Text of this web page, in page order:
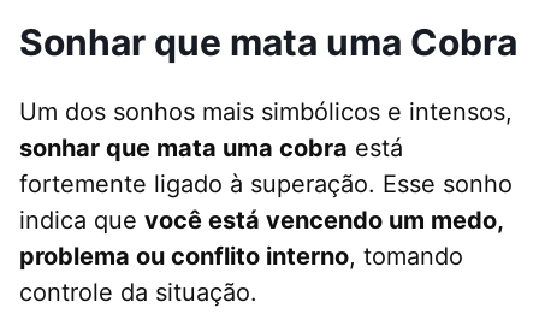
Sonhar que mata uma Cobra
Um dos sonhos mais simbólicos e intensos,
sonhar que mata uma cobra está
fortemente ligado à superação. Esse sonho
indica que você está vencendo um medo,
problema ou conflito interno, tomando
controle da situação.